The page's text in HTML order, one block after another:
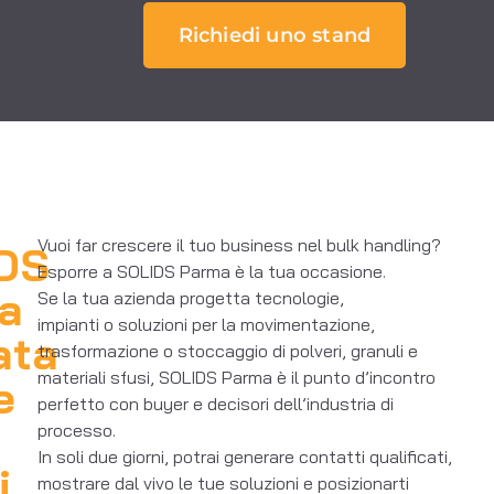
Richiedi uno stand
Vuoi far crescere il tuo business nel bulk handling?
Esporre a SOLIDS Parma è la tua occasione.
Se la tua azienda progetta tecnologie,
impianti o soluzioni per la movimentazione,
trasformazione o stoccaggio di polveri, granuli e
materiali sfusi, SOLIDS Parma è il punto d’incontro
perfetto con buyer e decisori dell’industria di
processo.
In soli due giorni, potrai generare contatti qualificati,
mostrare dal vivo le tue soluzioni e posizionarti